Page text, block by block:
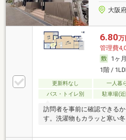
大阪
6.80万
管理費
1ヶ月
1階 /
更新料なし 一人暮
バス・トイレ別
駐車場(
訪問者を事前に確認できる
す。洗濯物もカラッと寒い